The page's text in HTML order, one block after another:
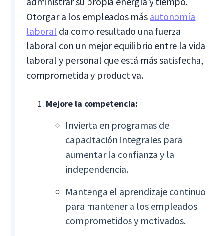
Otorgar a los empleados más autonomía
laboral da como resultado una fuerza
laboral con un mejor equilibrio entre la vida
laboral y personal que está más satisfecha,
comprometida y productiva.
Mejore la competencia:
Invierta en programas de
capacitación integrales para
aumentar la confianza y la
independencia.
Mantenga el aprendizaje continuo
para mantener a los empleados
comprometidos y motivados.